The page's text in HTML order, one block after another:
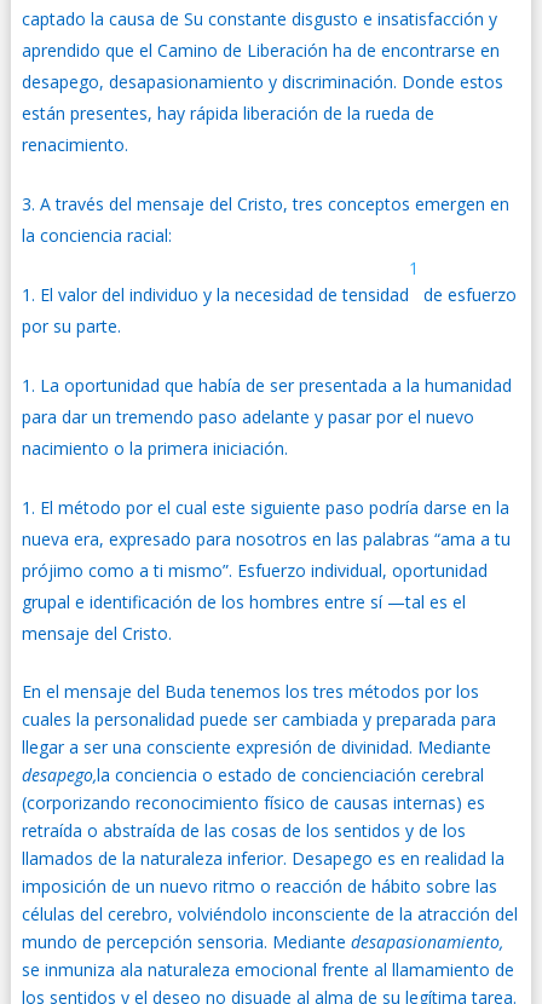
captado la causa de Su constante disgusto e insatisfacción y
aprendido que el Camino de Liberación ha de encontrarse en
desapego, desapasionamiento y discriminación. Donde estos
están presentes, hay rápida liberación de la rueda de
renacimiento.
A través del mensaje del Cristo, tres conceptos emergen en
la conciencia racial:
El valor del individuo y la necesidad de tensidad
1
de esfuerzo
por su parte.
La oportunidad que había de ser presentada a la humanidad
para dar un tremendo paso adelante y pasar por el nuevo
nacimiento o la primera iniciación.
El método por el cual este siguiente paso podría darse en la
nueva era, expresado para nosotros en las palabras “ama a tu
prójimo como a ti mismo”. Esfuerzo individual, oportunidad
grupal e identificación de los hombres entre sí —tal es el
mensaje del Cristo.
En el mensaje del Buda tenemos los tres métodos por los
cuales la personalidad puede ser cambiada y preparada para
llegar a ser una consciente expresión de divinidad. Mediante
desapego,la conciencia o estado de concienciación cerebral
(corporizando reconocimiento físico de causas internas) es
retraída o abstraída de las cosas de los sentidos y de los
llamados de la naturaleza inferior. Desapego es en realidad la
imposición de un nuevo ritmo o reacción de hábito sobre las
células del cerebro, volviéndolo inconsciente de la atracción del
mundo de percepción sensoria. Mediante desapasionamiento,
se inmuniza ala naturaleza emocional frente al llamamiento de
los sentidos y el deseo no disuade al alma de su legítima tarea.